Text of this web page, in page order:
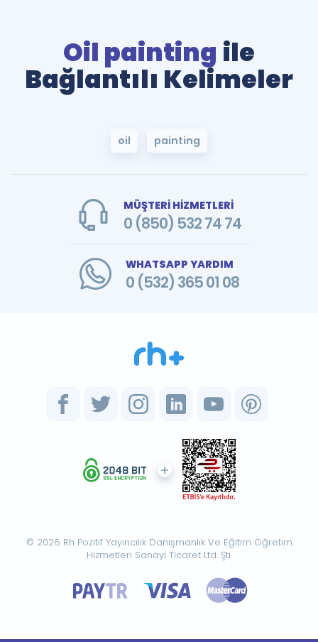
Oil painting ile
Bağlantılı Kelimeler
oil painting
MÜŞTERİ HİZMETLERİ
0 (850) 532 74 74
WHATSAPP YARDIM
0 (532) 365 01 08
© 2026 Rh Pozitif Yayıncılık Danışmanlık Ve Eğitim Öğretim
Hizmetleri Sanayi Ticaret Ltd. Şti.